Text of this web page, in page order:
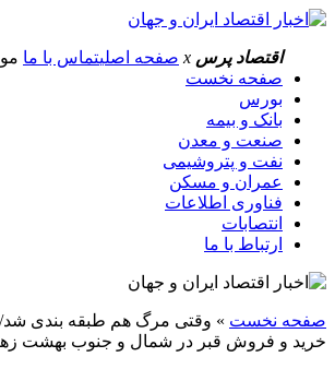
اقتصاد پرس x صفحه اصلیتماس با ما
صفحه نخست
بورس
بانک و بیمه
صنعت و معدن
نفت و پتروشیمی
عمران و مسکن
فناوری اطلاعات
انتصابات
ارتباط با ما
صفحه نخست » وقتی مرگ هم طبقه بندی شد/
خرید و فروش قبر در شمال و جنوب بهشت